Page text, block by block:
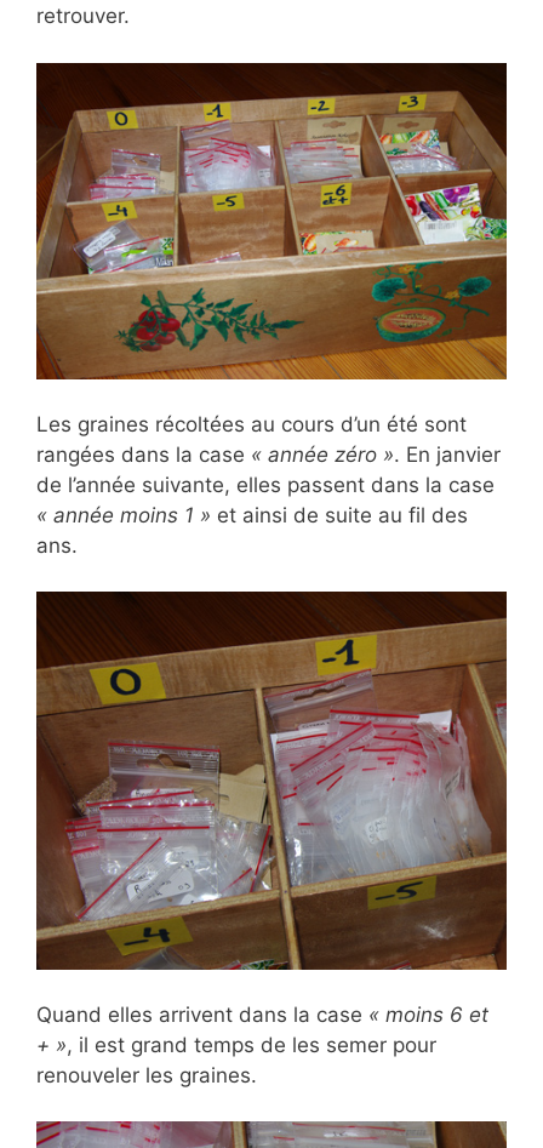
retrouver.
Les graines récoltées au cours d’un été sont
rangées dans la case « année zéro ». En janvier
de l’année suivante, elles passent dans la case
« année moins 1 » et ainsi de suite au fil des
ans.
Quand elles arrivent dans la case « moins 6 et
+ », il est grand temps de les semer pour
renouveler les graines.